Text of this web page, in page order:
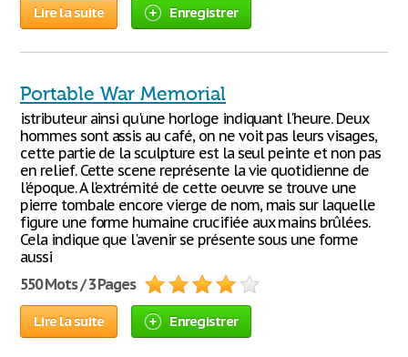
Lire la suite Enregistrer
Portable War Memorial
istributeur ainsi qu'une horloge indiquant l'heure. Deux
hommes sont assis au café, on ne voit pas leurs visages,
cette partie de la sculpture est la seul peinte et non pas
en relief. Cette scene représente la vie quotidienne de
l'époque. A l'extrémité de cette oeuvre se trouve une
pierre tombale encore vierge de nom, mais sur laquelle
figure une forme humaine crucifiée aux mains brûlées.
Cela indique que l'avenir se présente sous une forme
aussi
550 Mots / 3 Pages
Lire la suite Enregistrer